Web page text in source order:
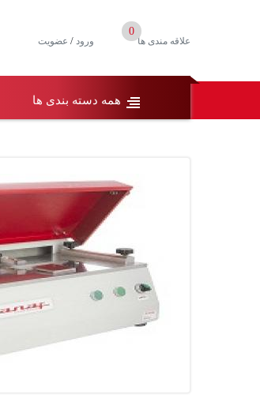
علاقه مندی ها
0
ورود / عضویت
همه دسته بندی ها